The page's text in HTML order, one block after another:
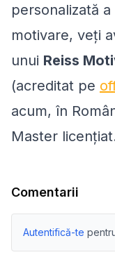
personalizată
motivare, veți
unui Reiss
(acreditat pe
acum, în
Master
Comentarii
Autentifică-te